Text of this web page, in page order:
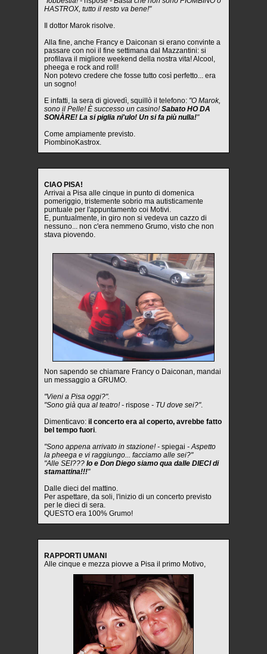
HASTROX, tutto il resto va bene!"
Il dottor Marok risolve.
Alla fine, anche Francy e Daiconan si erano convinte a
passare con noi il fine settimana dal Mazzantini: si
profilava il migliore weekend della nostra vita! Alcool,
pheega e rock and roll!
Non potevo credere che fosse tutto così perfetto... era
un sogno!
E infatti, la sera di giovedì, squillò il telefono: "O Marok,
sono il Pelle! È successo un casino!Sabato HO DA
SONÀRE! La si piglia ni'ulo! Un si fa più nulla!"
Come ampiamente previsto.
PiombinoKastrox.
CIAO PISA!
Arrivai a Pisa alle cinque in punto di domenica
pomeriggio, tristemente sobrio ma autisticamente
puntuale per l'appuntamento coi Motivi.
E, puntualmente, in giro non si vedeva un cazzo di
nessuno... non c'era nemmeno Grumo, visto che non
stava piovendo.
Non sapendo se chiamare Francy o Daiconan, mandai
un messaggio a GRUMO.
"Vieni a Pisa oggi?".
"Sono già qua al teatro! - rispose - TU dove sei?".
Dimenticavo: il concerto era al coperto, avrebbe fatto
bel tempo fuori
"Sono appena arrivato in stazione! - spiegai - Aspetto
la pheega e vi raggiungo... facciamo alle sei?"
"Alle SEI??? Io e Don Diego siamo qua dalle DIECI di
stamattina!!!"
Dalle dieci del mattino.
Per aspettare, da soli, l'inizio di un concerto previsto
per le dieci di sera.
QUESTO era 100% Grumo!
RAPPORTI UMANI
Alle cinque e mezza piovve a Pisa il primo Motivo,